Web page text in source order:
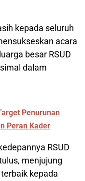
kepada seluruh
acara
besar RSUD
dalam
Penurunan
Peran Kader
RSUD
menjujung
kepada